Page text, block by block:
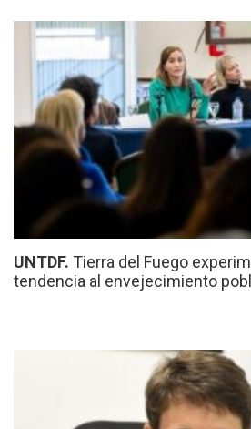
UNTDF. Tierra del Fuego
tendencia al envejecimiento